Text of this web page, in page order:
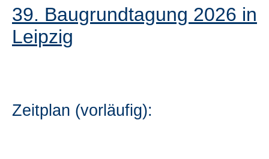
39. Baugrundtagung 2026 in
Leipzig
Zeitplan (vorläufig):